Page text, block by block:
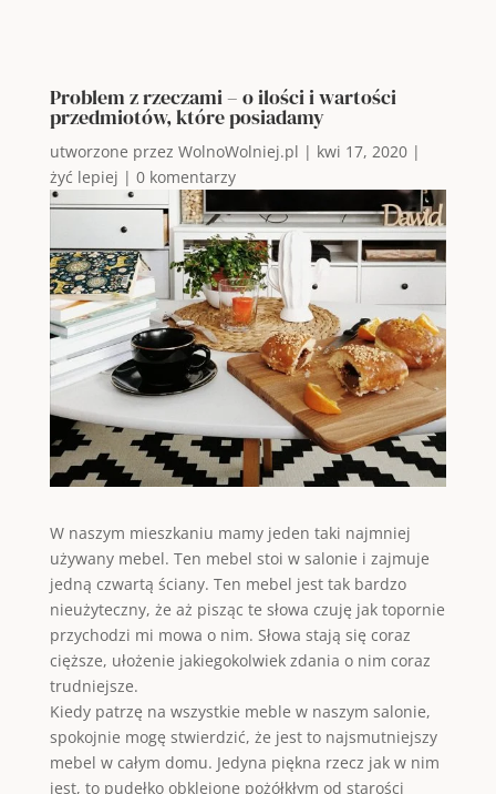
Problem z rzeczami – o ilości i wartości
przedmiotów, które posiadamy
utworzone przez WolnoWolniej.pl | kwi 17, 2020|
żyć lepiej | 0 komentarzy
W naszym mieszkaniu mamy jeden taki najmniej
używany mebel. Ten mebel stoi w salonie i zajmuje
jedną czwartą ściany. Ten mebel jest tak bardzo
nieużyteczny, że aż pisząc te słowa czuję jak topornie
przychodzi mi mowa o nim. Słowa stają się coraz
cięższe, ułożenie jakiegokolwiek zdania o nim coraz
trudniejsze.
Kiedy patrzę na wszystkie meble w naszym salonie,
spokojnie mogę stwierdzić, że jest to najsmutniejszy
mebel w całym domu. Jedyna piękna rzecz jak w nim
jest, to pudełko obklejone pożółkłym od starości